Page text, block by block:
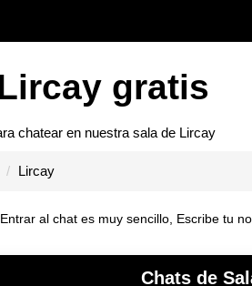
gratis
chatear en nuestra sala de Lircay
Lircay
al chat es muy sencillo, Escribe tu
Chats de